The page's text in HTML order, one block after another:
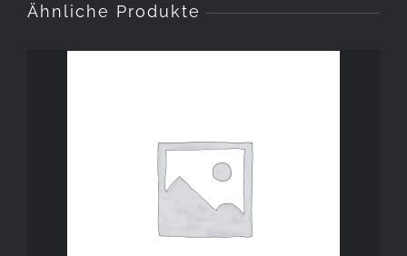
Ähnliche Produkte